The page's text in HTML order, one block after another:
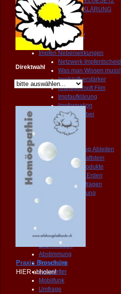
IMPFAUFKLÄRUNG
YOUTUBE Kanal
IMPRESSIONEN
MEDIEN ARCHIV
Homöopathie TV
Impfen Nebenwirkungen
Netzwerk Impfentscheid
Was man Wissen muss!
Impfstoffverstärker
Krankgeimpft Film
Impfaufklärung
Impformation
Gesundheitsratgeber
Paracelsus Klinik
Umkehrosmose
Geopathologie
Elektrosmog Ableiten
Quantenkraftstein
Erdungsprodukte
Heilendes Erden
Grenzwertfragen
Funkstrahlung
Impfentscheid
Publikationen
Wettbewerb
Elternwissen
Abstimmung
Forschung
Newsletter
Mobilfunk
Umfrage
Direktwahl
Praxis Broschüre
HIERabholen!